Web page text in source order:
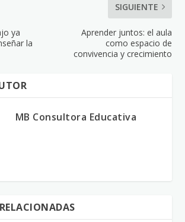
ya
la
SIGUIENTE
Aprender juntos: el aula
como espacio de
convivencia y crecimiento
MB Consultora Educativa